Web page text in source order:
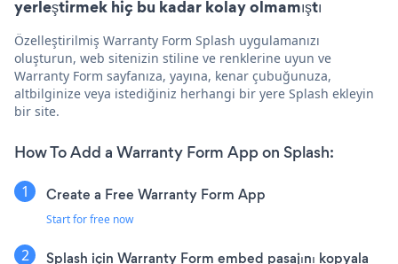
yerleştirmek hiç bu kadar kolay olmamıştı
Özelleştirilmiş Warranty Form Splash uygulamanızı
oluşturun, web sitenizin stiline ve renklerine uyun ve
Warranty Form sayfanıza, yayına, kenar çubuğunuza,
altbilginize veya istediğiniz herhangi bir yere Splash ekleyin
bir site.
How To Add a Warranty Form App on Splash:
Create a Free Warranty Form App
Start for free now
Splash için Warranty Form embed pasajını kopyala